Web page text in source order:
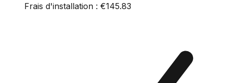
Frais d'installation : €145.83